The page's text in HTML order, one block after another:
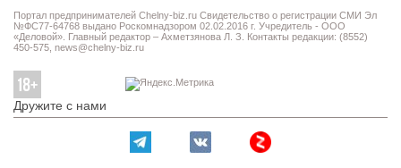
Портал предпринимателей Chelny-biz.ru Свидетельство о регистрации СМИ Эл
№ФС77-64768 выдано Роскомнадзором 02.02.2016 г. Учредитель - ООО
«Деловой». Главный редактор – Ахметзянова Л. З. Контакты редакции: (8552)
450-575, news@chelny-biz.ru
Дружите с нами